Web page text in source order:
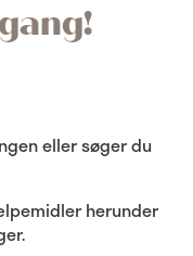
eller søger du
herunder